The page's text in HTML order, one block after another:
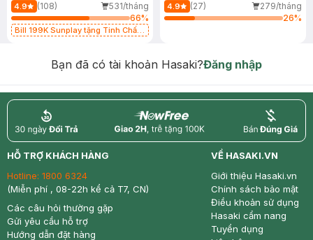
4.9 (108)
531/tháng
66%
Bill 199K Sunplay tặng Tinh Chất
4.9 (27)
279/tháng
26%
Bạn đã có tài khoản Hasaki?Đăng nhập
return nowfree price
HỖ TRỢ KHÁCH HÀNG
Hotline: 1800 6324
(Miễn phí , 08-22h kể cả T7, CN)
Các câu hỏi thường gặp
Gửi yêu cầu hỗ trợ
Hướng dẫn đặt hàng
VỀ HASAKI.VN
Giới thiệu Hasaki.vn
Chính sách bảo mật
Điều khoản sử dụng
Hasaki cẩm nang
Tuyển dụng